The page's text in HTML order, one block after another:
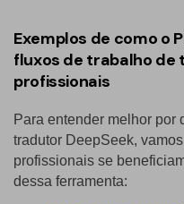
Exemplos de como o
fluxos de trabalho de
profissionais
Para entender melhor por
tradutor DeepSeek,
profissionais se
dessa ferramenta: